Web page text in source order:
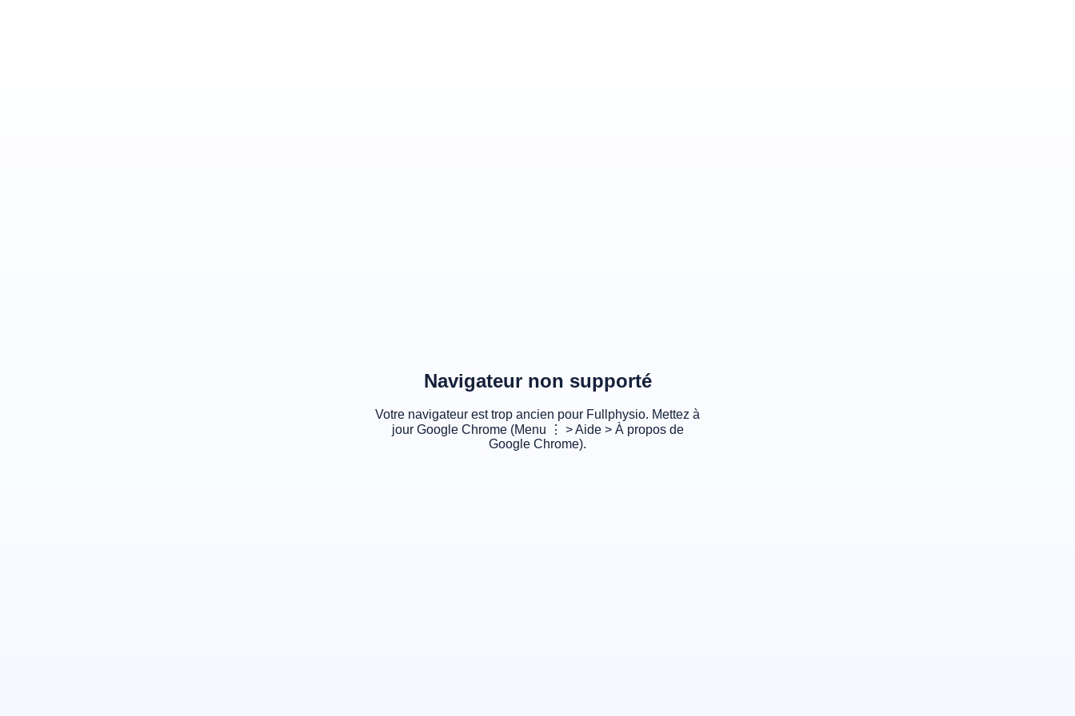
Navigateur non supporté
Votre navigateur est trop ancien pour Fullphysio. Mettez à
jour Google Chrome (Menu ⋮ > Aide > À propos de
Google Chrome).